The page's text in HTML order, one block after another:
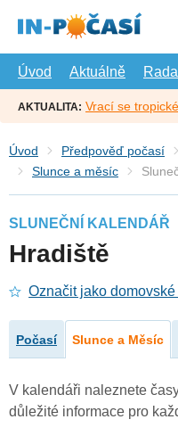
hlavní
Úvod
Aktuálně
AKTUALITA: Vrací se
Úvod Předpověď počasí
Slunce a měsíc
SLUNEČNÍ KALENDÁŘ
Hradiště
Označit jako domovské
Počasí Slunce a Měsíc
V kalendáři naleznete
důležité informace pro